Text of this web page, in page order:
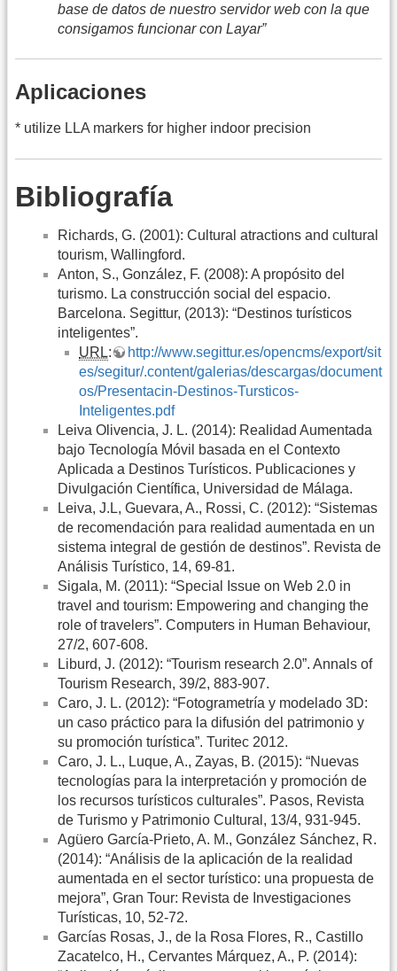
base de datos de nuestro servidor web con la que
consigamos funcionar con Layar”
Aplicaciones
* utilize LLA markers for higher indoor precision
Bibliografía
Richards, G. (2001): Cultural atractions and cultural
tourism, Wallingford.
Anton, S., González, F. (2008): A propósito del
turismo. La construcción social del espacio.
Barcelona. Segittur, (2013): “Destinos turísticos
inteligentes”.
URL:
http://www.segittur.es/opencms/export/sit
es/segitur/.content/galerias/descargas/document
os/Presentacin-Destinos-Tursticos-
Inteligentes.pdf
Leiva Olivencia, J. L. (2014): Realidad Aumentada
bajo Tecnología Móvil basada en el Contexto
Aplicada a Destinos Turísticos. Publicaciones y
Divulgación Científica, Universidad de Málaga.
Leiva, J.L, Guevara, A., Rossi, C. (2012): “Sistemas
de recomendación para realidad aumentada en un
sistema integral de gestión de destinos”. Revista de
Análisis Turístico, 14, 69-81.
Sigala, M. (2011): “Special Issue on Web 2.0 in
travel and tourism: Empowering and changing the
role of travelers”. Computers in Human Behaviour,
27/2, 607-608.
Liburd, J. (2012): “Tourism research 2.0”. Annals of
Tourism Research, 39/2, 883-907.
Caro, J. L. (2012): “Fotogrametría y modelado 3D:
un caso práctico para la difusión del patrimonio y
su promoción turística”. Turitec 2012.
Caro, J. L., Luque, A., Zayas, B. (2015): “Nuevas
tecnologías para la interpretación y promoción de
los recursos turísticos culturales”. Pasos, Revista
de Turismo y Patrimonio Cultural, 13/4, 931-945.
Agüero García-Prieto, A. M., González Sánchez, R.
(2014): “Análisis de la aplicación de la realidad
aumentada en el sector turístico: una propuesta de
mejora”, Gran Tour: Revista de Investigaciones
Turísticas, 10, 52-72.
Garcías Rosas, J., de la Rosa Flores, R., Castillo
Zacatelco, H., Cervantes Márquez, A., P. (2014):